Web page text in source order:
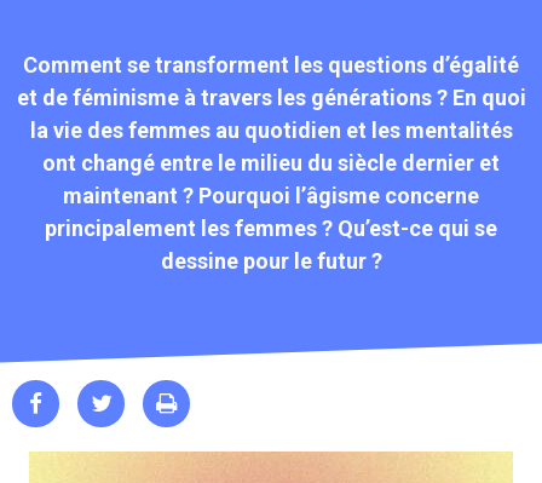
Comment se transforment les questions d’égalité
et de féminisme à travers les générations ? En quoi
la vie des femmes au quotidien et les mentalités
ont changé entre le milieu du siècle dernier et
maintenant ? Pourquoi l’âgisme concerne
principalement les femmes ? Qu’est-ce qui se
dessine pour le futur ?
  